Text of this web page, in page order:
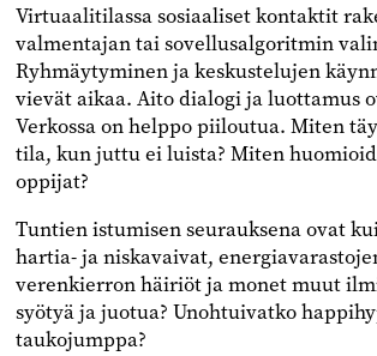
Virtuaalitilassa sosiaaliset kontaktit
valmentajan tai sovellusalgoritmin
Ryhmäytyminen ja keskustelujen
vievät aikaa. Aito dialogi ja luottamus
Verkossa on helppo piiloutua. Miten
tila, kun juttu ei luista? Miten
oppijat?
Tuntien istumisen seurauksena ovat
hartia- ja niskavaivat,
verenkierron häiriöt ja monet muut
syötyä ja juotua? Unohtuivatko
taukojumppa?